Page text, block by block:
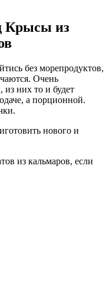
Крысы из
без морепродуктов,
Очень
из них то и будет
а порционной.
из кальмаров, если